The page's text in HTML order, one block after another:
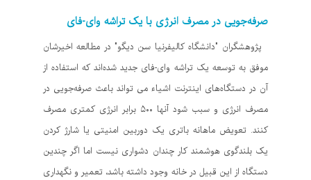
صرفه‌جویی در مصرف انرژی با یک تراشه وای-فای
پژوهشگران "دانشگاه کالیفرنیا سن دیگو" در مطالعه اخیرشان
موفق به توسعه یک تراشه وای-فای جدید شده‌اند که استفاده از
آن در دستگاه‌های اینترنت اشیاء می تواند باعث صرفه‌جویی در
مصرف انرژی و سبب شود آنها ۵۰۰ برابر انرژی کمتری مصرف
کنند. تعویض ماهانه باتری یک دوربین امنیتی یا شارژ کردن
یک بلندگوی هوشمند کار چندان دشواری نیست اما اگر چندین
دستگاه از این قبیل در خانه وجود داشته باشد، تعمیر و نگهداری